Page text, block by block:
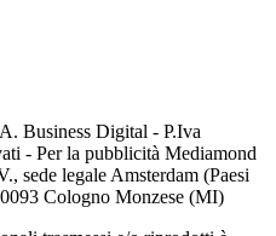
Business Digital - P.Iva
- Per la pubblicità Mediamond
sede legale Amsterdam (Paesi
Cologno Monzese (MI)